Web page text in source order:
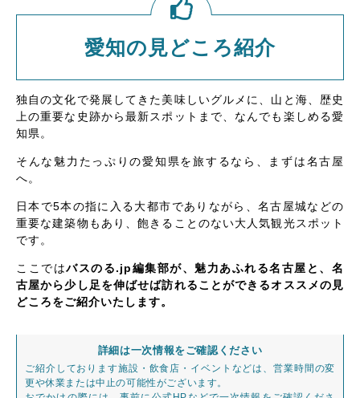
愛知の見どころ紹介
独自の文化で発展してきた美味しいグルメに、山と海、歴史
上の重要な史跡から最新スポットまで、なんでも楽しめる愛
知県。
そんな魅力たっぷりの愛知県を旅するなら、まずは名古屋
へ。
日本で5本の指に入る大都市でありながら、名古屋城などの
重要な建築物もあり、飽きることのない大人気観光スポット
です。
ここではバスのる.jp編集部が、魅力あふれる名古屋と、名
古屋から少し足を伸ばせば訪れることができるオススメの見
どころをご紹介いたします。
詳細は一次情報をご確認ください
ご紹介しております施設・飲食店・イベントなどは、営業時間の変
更や休業または中止の可能性がございます。